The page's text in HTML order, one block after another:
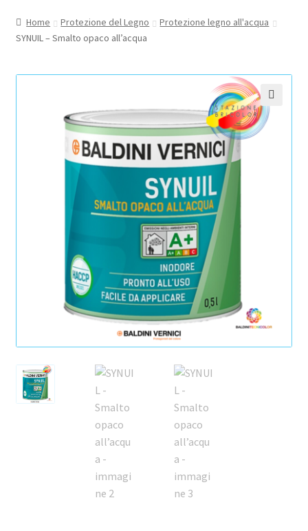
Pagamento
Termini e condizioni d’uso
Home Protezione del Legno
Protezione legno all'acqua
SYNUIL – Smalto opaco all’acqua
🔍